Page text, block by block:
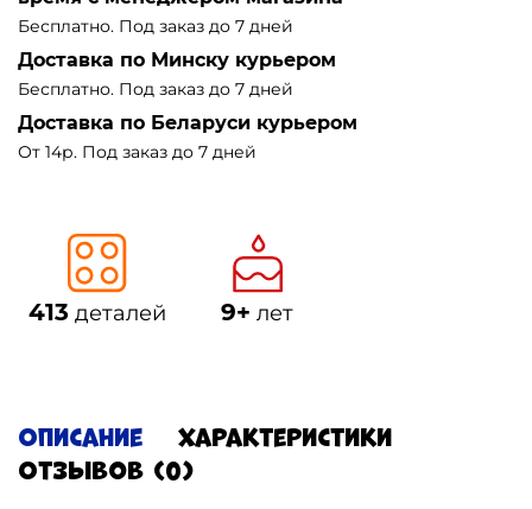
Бесплатно. Под заказ до 7 дней
Доставка по Минску курьером
Бесплатно. Под заказ до 7 дней
Доставка по Беларуси курьером
От 14р. Под заказ до 7 дней
413 деталей 9+ лет
Описание
Характеристики
Отзывов (0)